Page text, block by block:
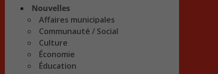
Nouvelles
Affaires municipales
Communauté / Social
Culture
Économie
Éducation